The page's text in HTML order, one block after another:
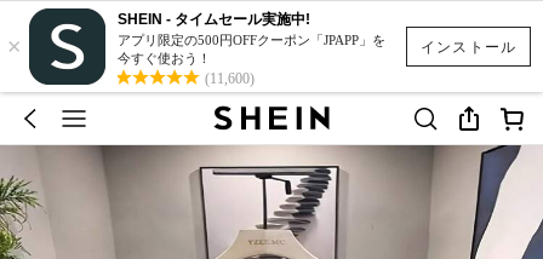
インストール
×
SHEIN - タイムセール実施中!
アプリ限定の500円OFFクーポン「JPAPP」を
今すぐ使おう！
(11,600)